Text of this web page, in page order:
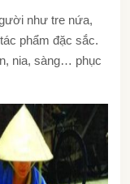
như tre nứa,
phẩm đặc sắc.
nia, sàng… phục